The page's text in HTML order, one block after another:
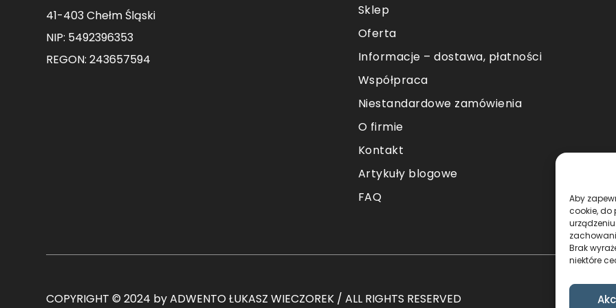
Aby
cookie,
Brak
niektóre
41-403 Chełm Śląski
NIP: 5492396353
REGON: 243657594
Sklep
Oferta
Informacje – dostawa, płatności
Współpraca
Niestandardowe zamówienia
O firmie
Kontakt
Artykuły blogowe
FAQ
COPYRIGHT © 2024 by ADWENTO ŁUKASZ WIECZOREK / ALL RIGHTS RESERVED